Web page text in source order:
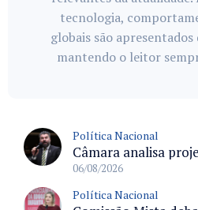
tecnologia,
globais são
mantendo o leitor
Política Nacional
06/08/2026
Política Nacional